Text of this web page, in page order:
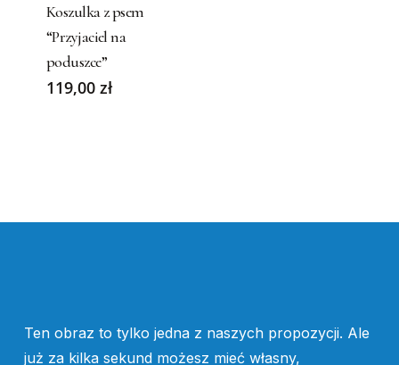
multiple
variants.
The
options
the
Koszulka z psem
“Przyjaciel na
poduszce”
119,00 zł
Ten obraz to tylko jedna z naszych propozycji. Ale
już za kilka sekund możesz mieć własny,